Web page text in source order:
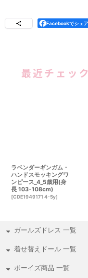
Facebookでシェア
最近チェッ
ラベンダーギンガム・
ハンドスモッキングワ
ンピース_4_5歳用(身
長 103-108cm)
[CDE1949171 4-5y]
ガールズドレス 一覧
着せ替えドール 一覧
ボーイズ商品 一覧